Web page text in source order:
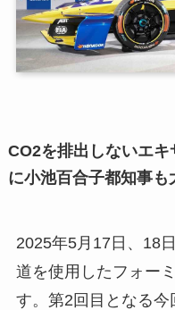
CO2を排出しないエ
に小池百合子都知事も
2025年5月17日、18
道を使用したフォー
す。第2回目となる